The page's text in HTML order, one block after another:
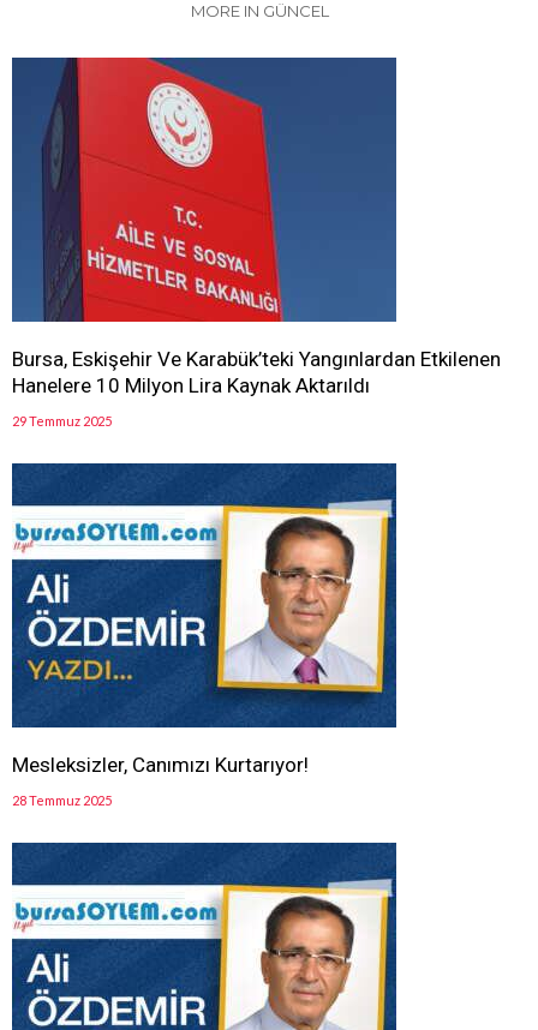
MORE IN GÜNCEL
Bursa, Eskişehir Ve Karabük’teki Yangınlardan Etkilenen
Hanelere 10 Milyon Lira Kaynak Aktarıldı
29 Temmuz 2025
Mesleksizler, Canımızı Kurtarıyor!
28 Temmuz 2025